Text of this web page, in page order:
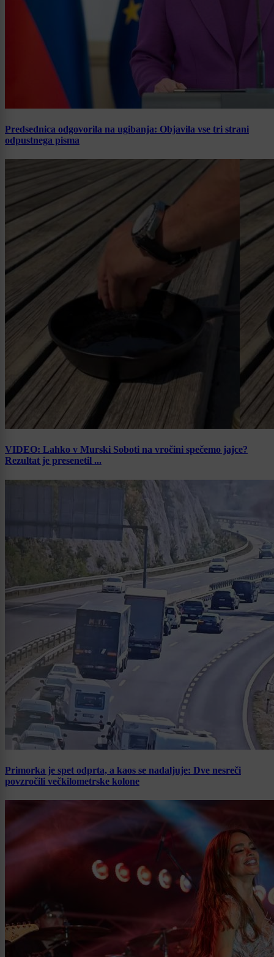
Predsednica odgovorila na ugibanja: Objavila vse tri strani
odpustnega pisma
VIDEO: Lahko v Murski Soboti na vročini spečemo jajce?
Rezultat je presenetil ...
Primorka je spet odprta, a kaos se nadaljuje: Dve nesreči
povzročili večkilometrske kolone